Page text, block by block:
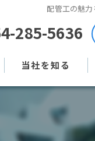
配管工の魅
285-5636
当社を知る
土木作業員
現場監督